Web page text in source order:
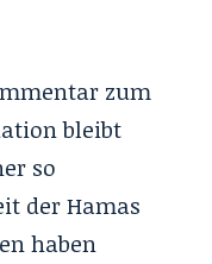
zum
bleibt
so
der Hamas
haben